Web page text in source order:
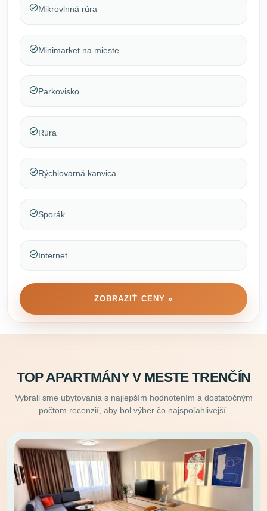
Mikrovlnná rúra
Minimarket na mieste
Parkovisko
Rúra
Rýchlovarná kanvica
Sporák
Internet
ZOBRAZIŤ CENY »
TOP APARTMÁNY V MESTE TRENČÍN
Vybrali sme ubytovania s najlepším hodnotením a dostatočným
počtom recenzií, aby bol výber čo najspoľahlivejší.